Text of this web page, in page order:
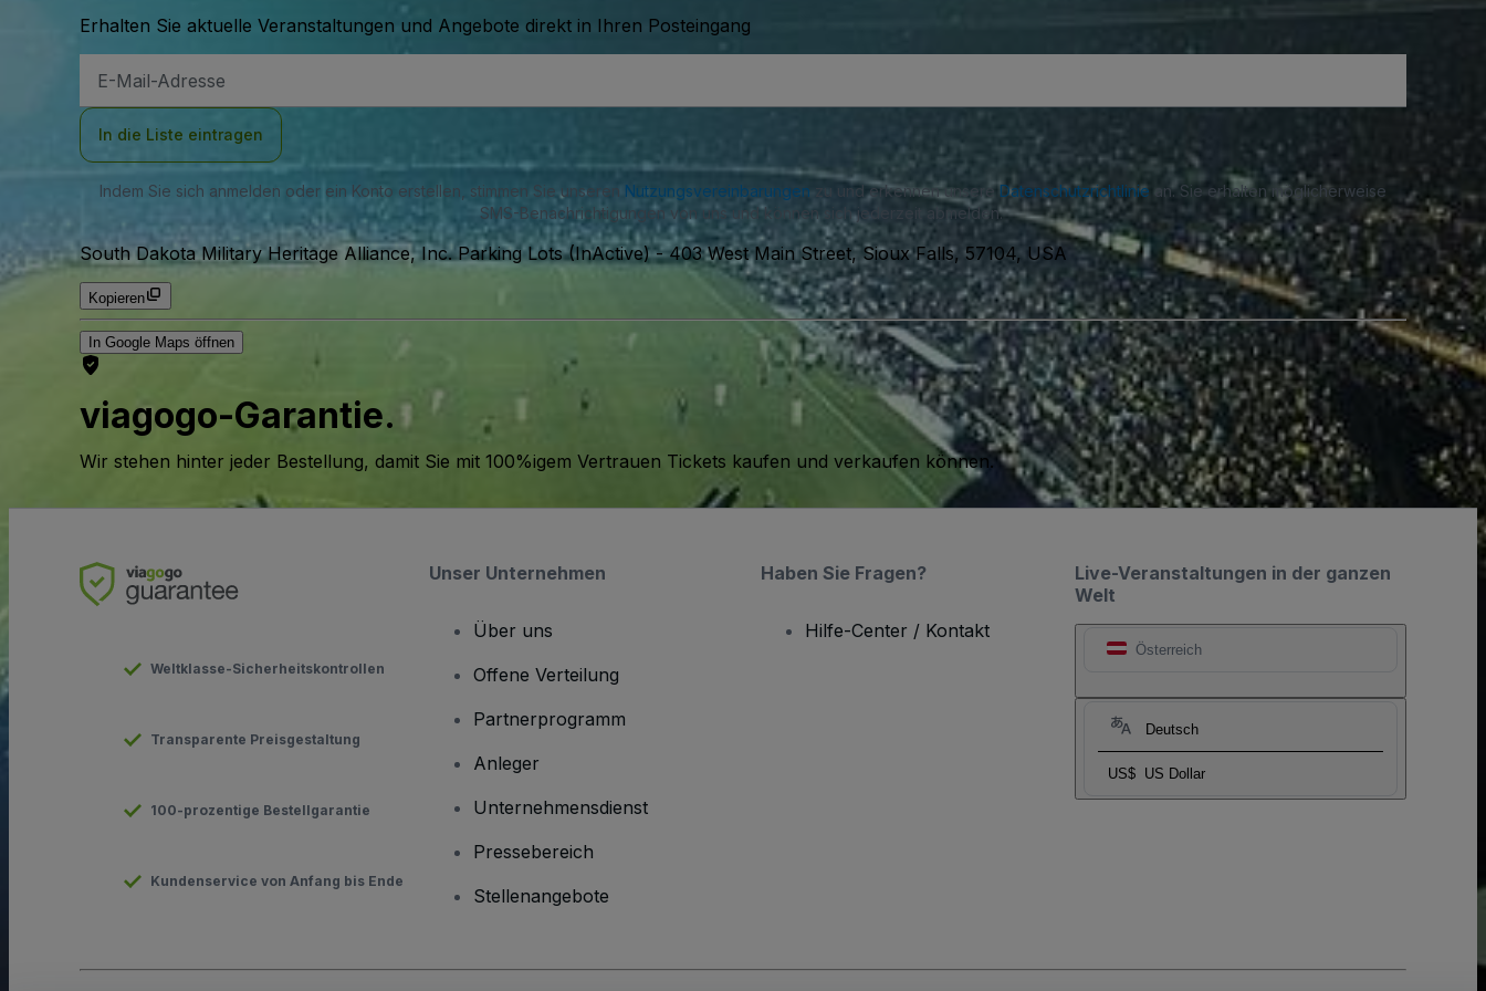
Erhalten Sie aktuelle Veranstaltungen und Angebote direkt in Ihren Posteingang
Mail-
In die Liste eintragen
Indem Sie sich anmelden oder ein Konto erstellen, stimmen Sie unseren Nutzungsvereinbarungen zu und erkennen unsereDatenschutzrichtlinie an. Sie erhalten möglicherweise
SMS-Benachrichtigungen von uns und können sich jederzeit abmelden.
South Dakota Military Heritage Alliance, Inc. Parking Lots (InActive)-403 West Main Street, Sioux Falls, 57104, USA
Kopieren
In Google Maps öffnen
viagogo-Garantie.
Wir stehen hinter jeder Bestellung, damit Sie mit 100%igem Vertrauen Tickets kaufen und verkaufen können.
Live-Veranstaltungen in der ganzen
Welt
Österreich
Deutsch
US$ US Dollar
Weltklasse-Sicherheitskontrollen
Transparente Preisgestaltung
100-prozentige Bestellgarantie
Kundenservice von Anfang bis Ende
Unser Unternehmen
Über uns
Offene Verteilung
Partnerprogramm
Anleger
Unternehmensdienst
Pressebereich
Stellenangebote
Haben Sie Fragen?
Hilfe-Center / Kontakt